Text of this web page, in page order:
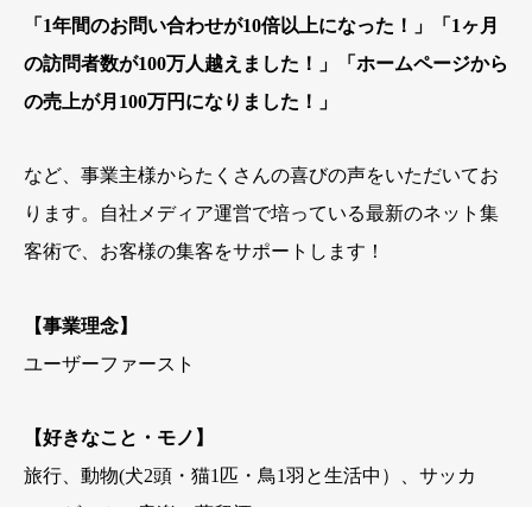
「1年間のお問い合わせが10倍以上になった！」
「1ヶ月
の訪問者数が100万人越えました！」
「ホームページから
の売上が月100万円になりました！」
など、事業主様からたくさんの喜びの声をいただいてお
ります。自社メディア運営で培っている最新のネット集
客術で、お客様の集客をサポートします！
【事業理念】
ユーザーファースト
【好きなこと・モノ】
旅行、動物(犬2頭・猫1匹・鳥1羽と生活中）、サッカ